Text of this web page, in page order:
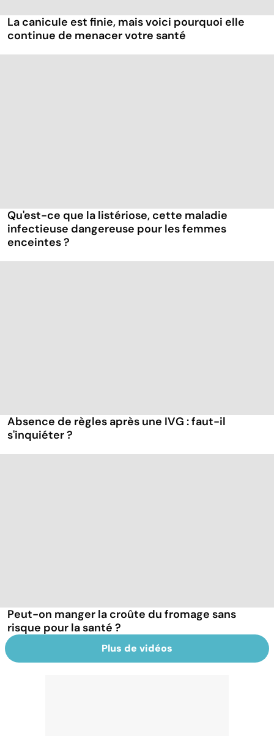
La canicule est finie, mais voici pourquoi elle
continue de menacer votre santé
Qu'est-ce que la listériose, cette maladie
infectieuse dangereuse pour les femmes
enceintes ?
Absence de règles après une IVG : faut-il
s'inquiéter ?
Peut-on manger la croûte du fromage sans
risque pour la santé ?
Plus de vidéos